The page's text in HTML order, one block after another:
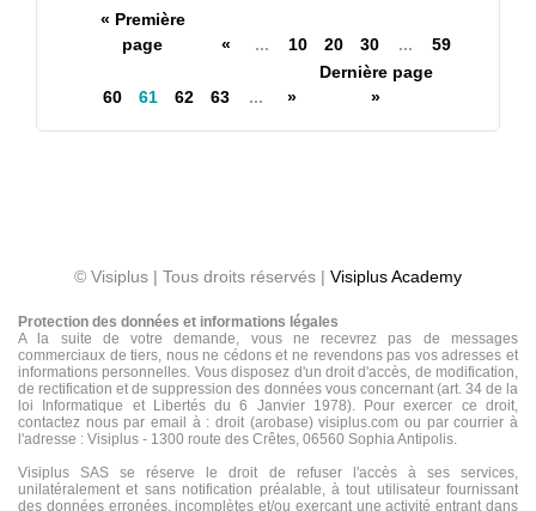
« Première
page
« ... 10 20 30 ... 59
60 61 62 63 ... »
Dernière page
»
© Visiplus | Tous droits réservés | Visiplus Academy
Protection des données et informations légales
A la suite de votre demande, vous ne recevrez pas de messages
commerciaux de tiers, nous ne cédons et ne revendons pas vos adresses et
informations personnelles. Vous disposez d'un droit d'accès, de modification,
de rectification et de suppression des données vous concernant (art. 34 de la
loi Informatique et Libertés du 6 Janvier 1978). Pour exercer ce droit,
contactez nous par email à : droit (arobase) visiplus.com ou par courrier à
l'adresse : Visiplus - 1300 route des Crêtes, 06560 Sophia Antipolis.
Visiplus SAS se réserve le droit de refuser l'accès à ses services,
unilatéralement et sans notification préalable, à tout utilisateur fournissant
des données erronées, incomplètes et/ou exerçant une activité entrant dans